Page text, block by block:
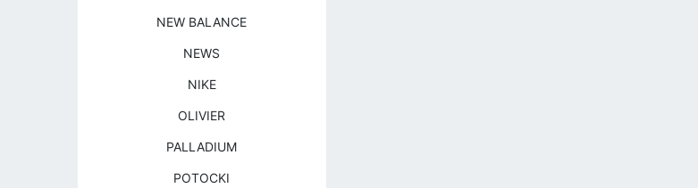
NEW BALANCE
NEWS
NIKE
OLIVIER
PALLADIUM
POTOCKI